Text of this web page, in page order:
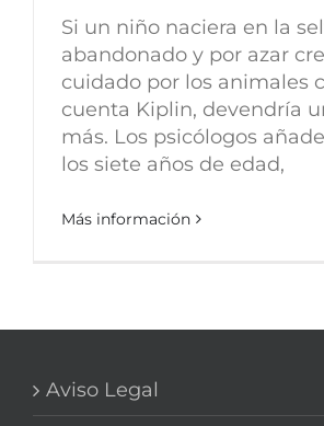
Si un niño naciera en la
abandonado y por azar
cuidado por los animales
cuenta Kiplin, devendría
más. Los psicólogos
los siete años de edad,
Más información
Aviso Legal